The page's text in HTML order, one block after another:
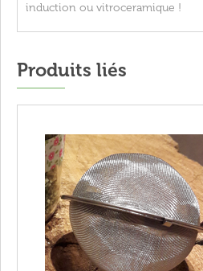
induction ou vitroceramique !
Produits liés